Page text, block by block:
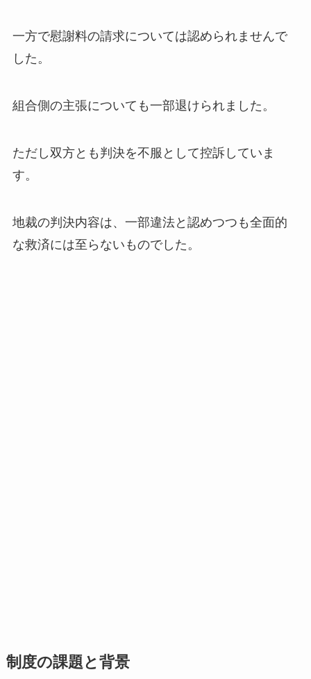
一方で慰謝料の請求については認められませんで
した。
組合側の主張についても一部退けられました。
ただし双方とも判決を不服として控訴していま
す。
地裁の判決内容は、一部違法と認めつつも全面的
な救済には至らないものでした。
制度の課題と背景